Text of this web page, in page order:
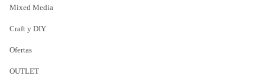
Próximamente
Mixed Media
Craft y DIY
Ofertas
OUTLET